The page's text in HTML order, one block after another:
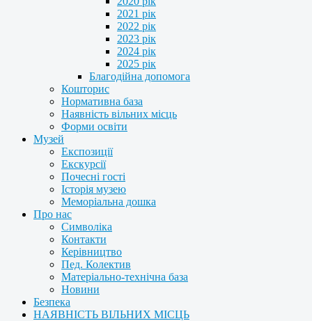
2021 рік
2022 рік
2023 рік
2024 рік
2025 рік
Благодійна допомога
Кошторис
Нормативна база
Наявність вільних місць
Форми освіти
Музей
Експозиції
Екскурсії
Почесні гості
Історія музею
Меморіальна дошка
Про нас
Символіка
Контакти
Керівництво
Пед. Колектив
Матеріально-технічна база
Новини
Безпека
НАЯВНІСТЬ ВІЛЬНИХ МІСЦЬ